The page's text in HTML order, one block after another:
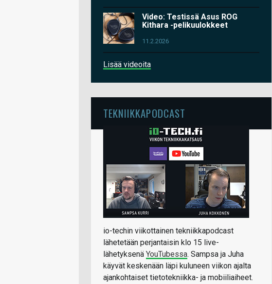
Video: Testissä Asus ROG
Kithara -pelikuulokkeet
11.2.2026
Lisää videoita
TEKNIIKKAPODCAST
io-techin viikottainen tekniikkapodcast
lähetetään perjantaisin klo 15 live-
lähetyksenä YouTubessa. Sampsa ja Juha
käyvät keskenään läpi kuluneen viikon ajalta
ajankohtaiset tietotekniikka- ja mobiiliaiheet.